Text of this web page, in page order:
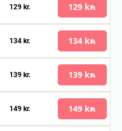
129 kr. 129 kr.
134 kr. 134 kr.
139 kr. 139 kr.
149 kr. 149 kr.